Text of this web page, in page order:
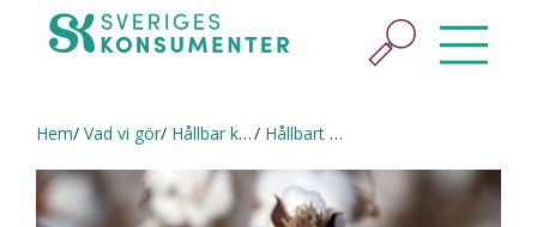
Hem Vad vi gör Hållbar konsumtion Hållbart mode